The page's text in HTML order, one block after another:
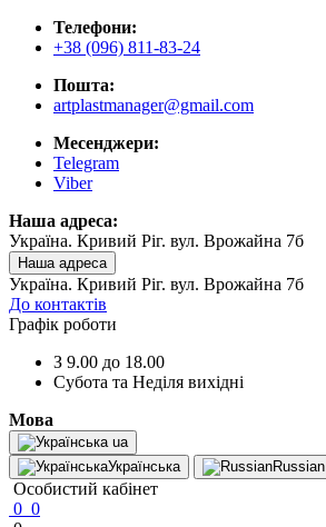
Телефони:
+38 (096) 811-83-24
Пошта:
artplastmanager@gmail.com
Месенджери:
Telegram
Viber
Наша адреса:
Україна. Кривий Ріг. вул. Врожайна 7б
Наша адреса
Україна. Кривий Ріг. вул. Врожайна 7б
До контактів
Графік роботи
З 9.00 до 18.00
Субота та Неділя вихідні
Мова
ua
Українська
Russian
Особистий кабінет
0 0